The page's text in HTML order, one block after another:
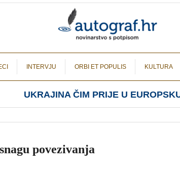
INTERVJU ORBI ET POPULIS KULTURA
UKRAJINA ČIM PRIJE U
povezivanja